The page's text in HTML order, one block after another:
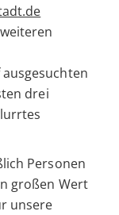
drei
Personen
großen Wert
unsere